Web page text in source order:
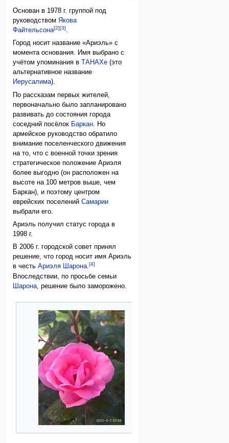
Основан в 1978 г. группой под
руководством Якова
Файтельсона[2][3].
Город носит название «Ариэль» с
момента основания. Имя выбрано с
учётом упоминания в
ТАНАХе (это
альтернативное название
Иерусалима).
По рассказам первых жителей,
первоначально было запланировано
развивать до состояния города
соседний посёлок Баркан . Но
армейское руководство обратило
внимание поселенческого движения
на то, что с военной точки зрения
стратегическое положение Ариэля
более выгодно (он расположен на
высоте на 100 метров выше, чем
Баркан), и поэтому центром
еврейских поселенийСамарии
выбрали его.
Ариэль получил статус города в
1998 г.
В 2006 г. городской совет принял
решение, что город носит имя Ариэль
в честьАриэля Шарона.[4]
Впоследствии, по просьбе семьи
Шарона , решение было заморожено.